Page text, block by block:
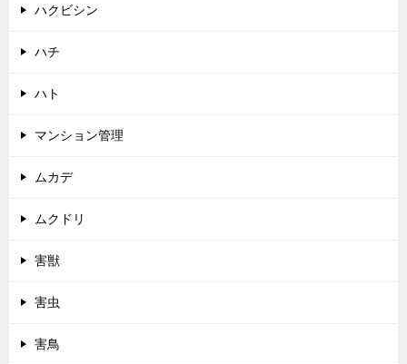
ハクビシン
ハチ
ハト
マンション管理
ムカデ
ムクドリ
害獣
害虫
害鳥